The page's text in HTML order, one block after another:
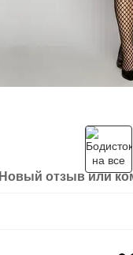
Новый отзыв или